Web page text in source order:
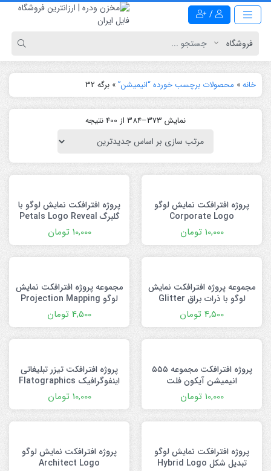
/
خانه» محصولات برچسب خورده “انیمیشن”» برگه 32
نمایش 373–384 از 400 نتیجه
پروژه افترافکت نمایش لوگو
Corporate Logo
10,000 تومان
پروژه افترافکت نمایش لوگو با
گلبرگ Petals Logo Reveal
10,000 تومان
مجموعه پروژه افترافکت نمایش
لوگو با ذرات براق Glitter
Particles
4,500 تومان
مجموعه پروژه افترافکت نمایش
لوگو Projection Mapping
4,500 تومان
پروژه افترافکت مجموعه ۵۵۵
انیمیشن آیکون فلت
10,000 تومان
پروژه افترافکت تیزر تبلیغاتی
اینفوگرافیک Flatographics
10,000 تومان
پروژه افترافکت نمایش لوگو
تبدیل شکل Hybrid Logo
پروژه افترافکت نمایش لوگو
Architect Logo